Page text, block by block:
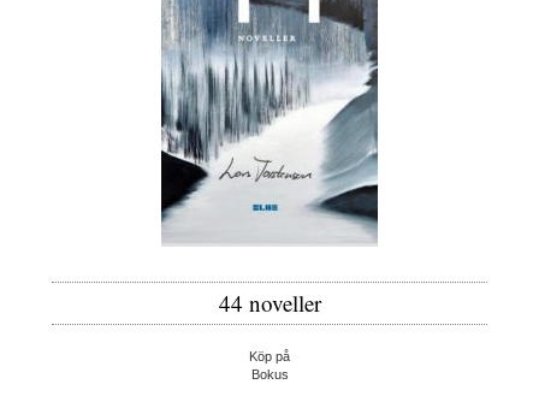
44 noveller
Köp på
Bokus